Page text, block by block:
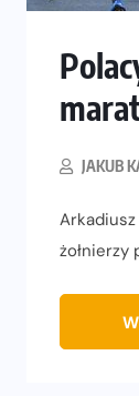
JAKUB
żołnierzy